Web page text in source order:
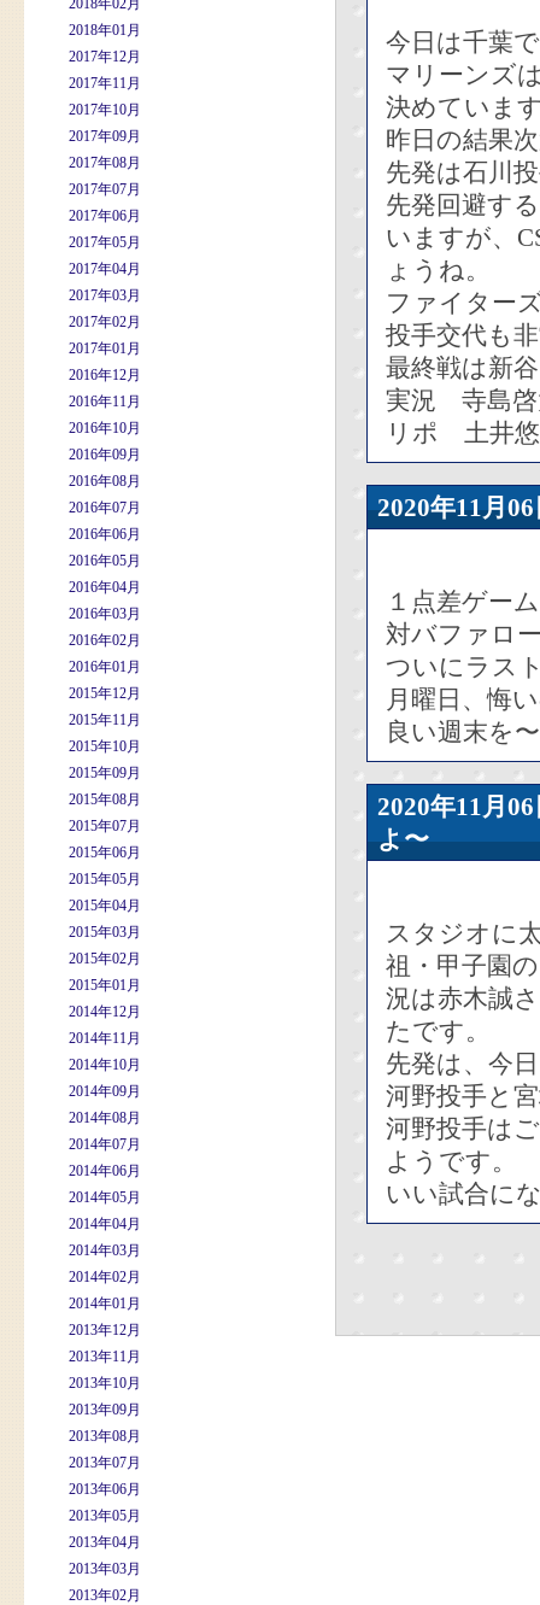
2018年02月
2018年01月
2017年12月
2017年11月
2017年10月
2017年09月
2017年08月
2017年07月
2017年06月
2017年05月
2017年04月
2017年03月
2017年02月
2017年01月
2016年12月
2016年11月
2016年10月
2016年09月
2016年08月
2016年07月
2016年06月
2016年05月
2016年04月
2016年03月
2016年02月
2016年01月
2015年12月
2015年11月
2015年10月
2015年09月
2015年08月
2015年07月
2015年06月
2015年05月
2015年04月
2015年03月
2015年02月
2015年01月
2014年12月
2014年11月
2014年10月
2014年09月
2014年08月
2014年07月
2014年06月
2014年05月
2014年04月
2014年03月
2014年02月
2014年01月
2013年12月
2013年11月
2013年10月
2013年09月
2013年08月
2013年07月
2013年06月
2013年05月
2013年04月
2013年03月
2013年02月
今日は千葉
マリーンズ
決めていま
昨日の結果
先発は石川
先発回避す
いますが、
ょうね。
ファイター
投手交代も
最終戦は新
実況 寺島啓
リポ 土井
2020年11
１点差ゲー
対バファロ
ついにラス
月曜日、悔
良い週末を
2020年11
よ〜
スタジオに
祖・甲子園
況は赤木誠
たです。
先発は、今
河野投手と
河野投手は
ようです。
いい試合に